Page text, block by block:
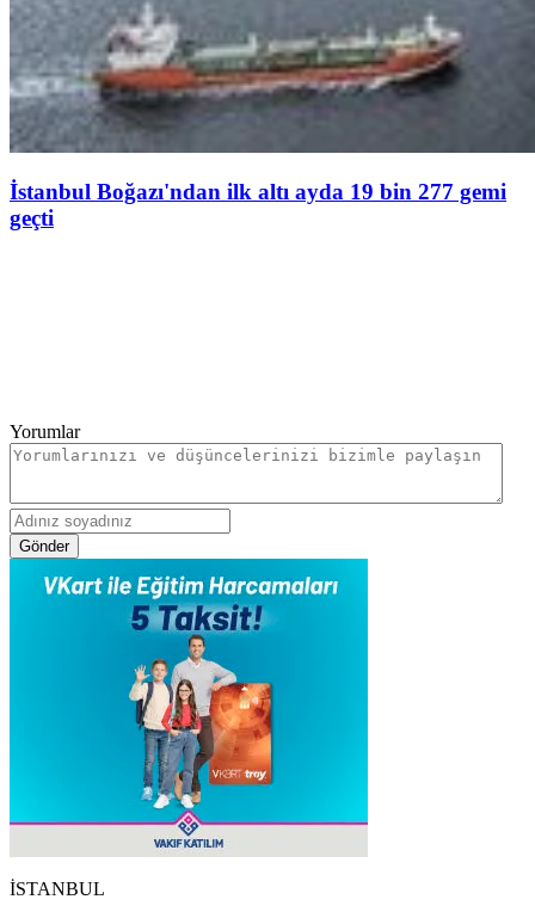
İstanbul Boğazı'ndan ilk altı ayda 19 bin 277 gemi
geçti
Yorumlar
Gönder
İSTANBUL